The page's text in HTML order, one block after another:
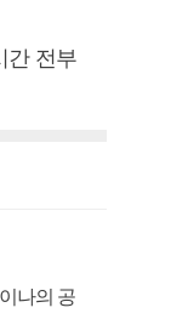
간 전부
나의 공